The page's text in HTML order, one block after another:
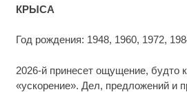
КРЫСА
Год рождения: 1948, 1960, 1972,
2026-й принесет ощущение, будто
«ускорение». Дел, предложений и